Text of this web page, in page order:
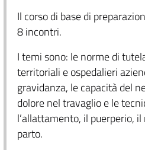
Il corso di base di
8 incontri.
I temi sono: le norme di
territoriali e ospedalieri
gravidanza, le capacità del
dolore nel travaglio e le
l’allattamento, il puerperio,
parto.